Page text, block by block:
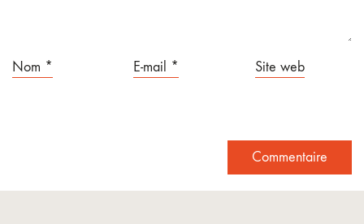
Nom * E-mail * Site web